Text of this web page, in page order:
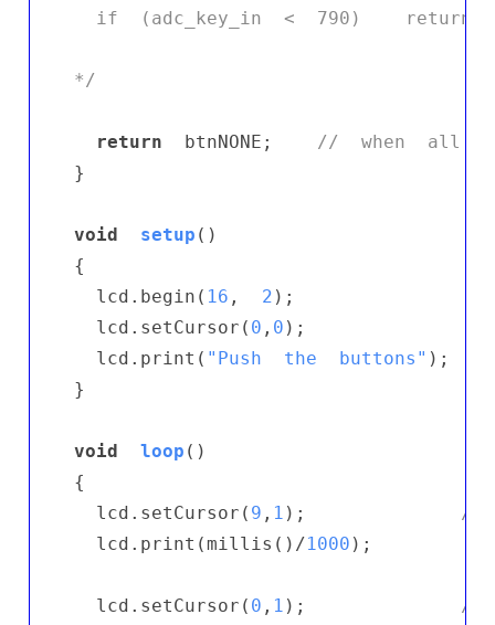
if  (adc_key_in  <  790)
*/
return
  btnNONE;
//  when  all
}
void setup ()
{
  lcd.begin(
16 , 2 );
  lcd.setCursor(
0 , 0 );
  lcd.print(
"Push  the  buttons" );
}
void loop ()
{
  lcd.setCursor(
9 , 1 ); //
  lcd.print(millis()/
1000 );
  lcd.setCursor(
0 , 1 ); //